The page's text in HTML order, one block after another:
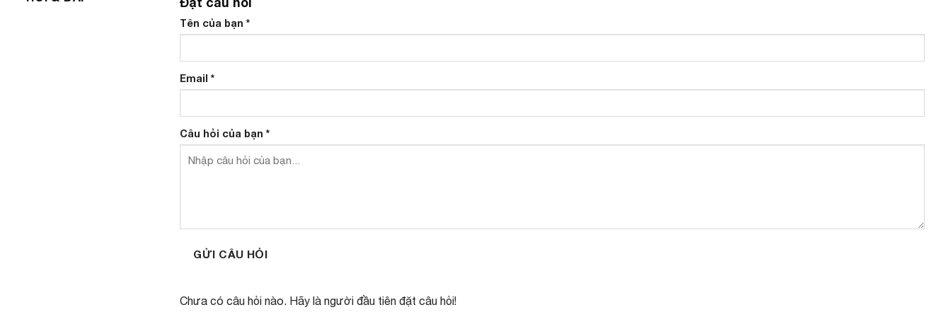
Tên của bạn *
Email *
Câu hỏi của bạn *
GỬI CÂU HỎI
Chưa có câu hỏi nào. Hãy là người đầu tiên đặt câu hỏi!